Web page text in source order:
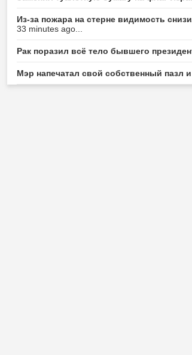
Из-за пожара на стерне видимость
33 minutes ago...
Рак поразил всё тело бывшего
Мэр напечатал свой собственный пазл